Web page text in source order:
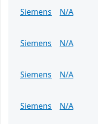
Siemens N/A
Siemens
N/A
Siemens
N/A
Siemens
N/A